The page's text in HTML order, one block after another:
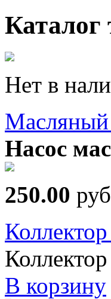
Каталог
Нет в
Масляный
Насос
250.00
В корзину